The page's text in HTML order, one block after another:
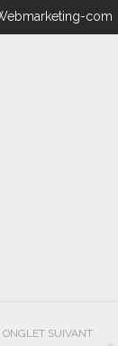
com
ONGLET SUIVANT